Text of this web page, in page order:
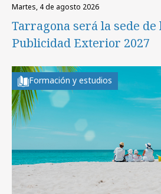
martes, 4 de agosto 2026
Tarragona será la sede de
Publicidad Exterior 2027
Formación y estudios